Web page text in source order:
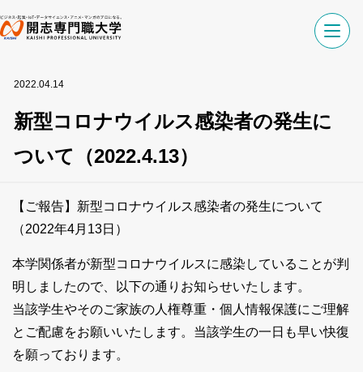
2022.04.14
新型コロナウイルス感染者の発生に
ついて（2022.4.13）
【ご報告】新型コロナウイルス感染者の発生について
（2022年4月13日）
本学関係者が新型コロナウイルスに感染していることが判
明しましたので、以下の通りお知らせいたします。
当該学生やそのご家族の人権尊重・個人情報保護にご理解
とご配慮をお願いいたします。当該学生の一日も早い快復
を願っております。